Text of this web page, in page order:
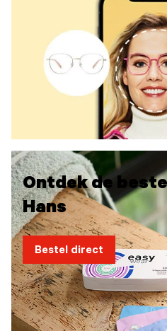
Ontdek de
Hans
Bestel direct